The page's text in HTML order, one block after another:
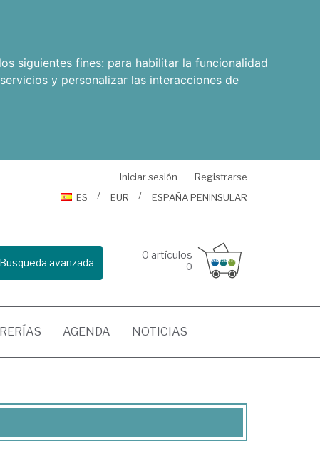
siguientes fines: para habilitar la funcionalidad
y personalizar las interacciones de
Iniciar sesión
Registrarse
ES
EUR ESPAÑA PENINSULAR
Busqueda avanzada
0 artículos
0
AGENDA NOTICIAS